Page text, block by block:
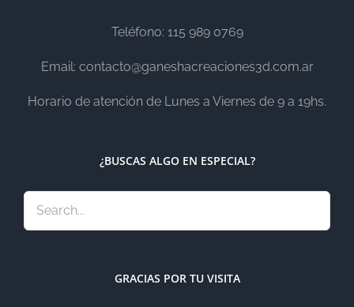
Teléfono: 115 989 0769
Email: contacto@ganeshacreaciones3d.com.ar
Horario de atención de Lunes a Viernes de 9 a 19hs.
¿BUSCAS ALGO EN ESPECIAL?
GRACIAS POR TU VISITA